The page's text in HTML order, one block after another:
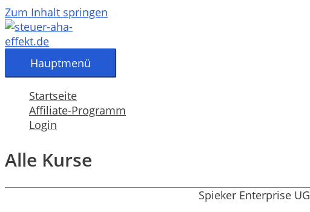
Zum Inhalt springen
Hauptmenü
Startseite
Affiliate-Programm
Login
Alle Kurse
Spieker Enterprise